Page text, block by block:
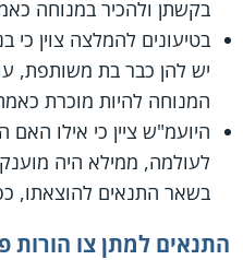
בקשתן ולהכיר במנוחה
בטיעונים להמלצה צוין כי
יש להן כבר בת משותפת,
המנוחה להיות מוכרת
היועמ"ש ציין כי אילו
לעולמה, ממילא היה
בשאר התנאים להוצאתו,
התנאים למתן צו הורות